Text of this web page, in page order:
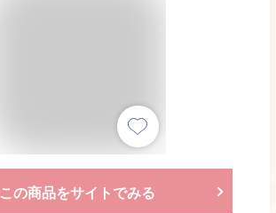
この商品をサイトでみる